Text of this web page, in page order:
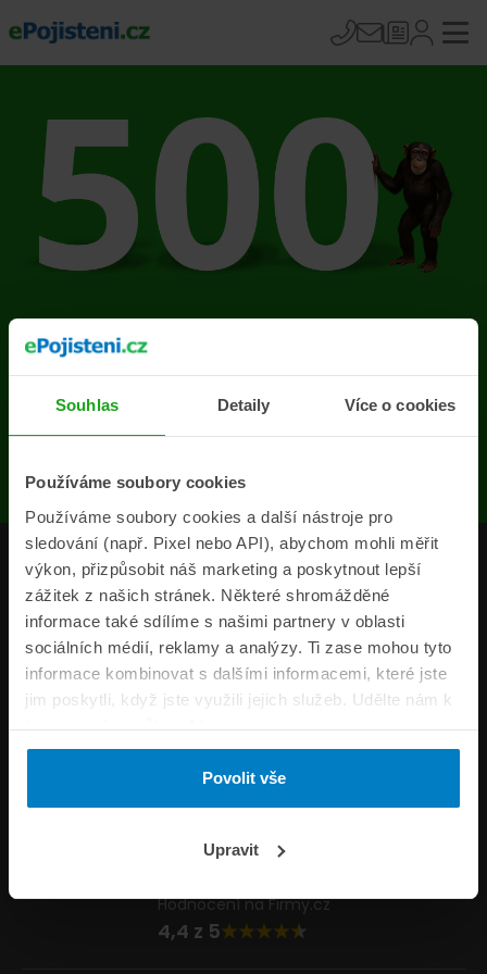
Souhlas Detaily Více o cookies
Používáme soubory cookies
Používáme soubory cookies a další nástroje pro
sledování (např. Pixel nebo API), abychom mohli měřit
výkon, přizpůsobit náš marketing a poskytnout lepší
zážitek z našich stránek. Některé shromážděné
informace také sdílíme s našimi partnery v oblasti
sociálních médií, reklamy a analýzy. Ti zase mohou tyto
informace kombinovat s dalšími informacemi, které jste
jim poskytli, když jste využili jejich služeb. Udělte nám k
tomu prosím svůj souhlas.
Povolit vše
Upravit
Na stránce se vyskytla
chyba
Produkty
Pojišťovny
Informace
ePojisteni.cz
Formuláře
Napište nám
Hodnocení na Firmy.cz
4,4 z 5